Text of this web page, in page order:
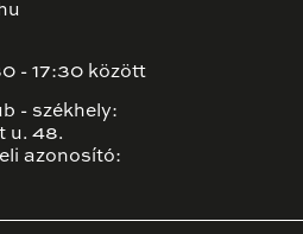
- 17:30 között
- székhely:
u. 48.
azonosító: